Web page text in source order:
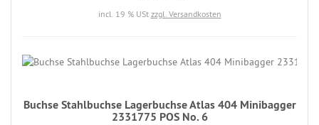
incl. 19 % USt zzgl. Versandkosten
Buchse Stahlbuchse Lagerbuchse Atlas 404 Minibagger
2331775 POS No. 6